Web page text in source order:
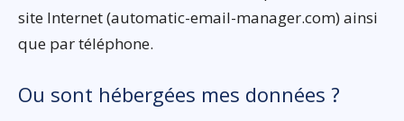
site Internet (automatic-email-manager.com) ainsi
que par téléphone.
Ou sont hébergées mes données ?